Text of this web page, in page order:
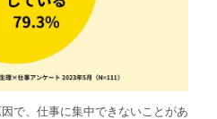
で、仕事に集中できないことがあ